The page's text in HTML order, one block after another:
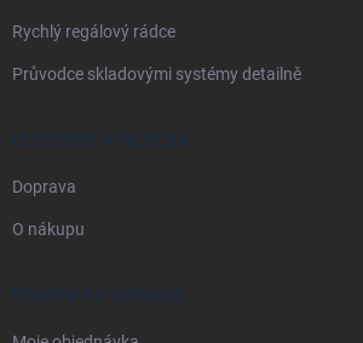
Rychlý regálový rádce
Průvodce skladovými systémy detailně
DOPRAVA A PLATBA
Doprava
O nákupu
PRÁVNÍ INFORMACE